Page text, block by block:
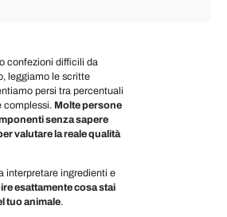
confezioni difficili da
leggiamo le scritte
persi tra percentuali
complessi. Molte persone
senza sapere
valutare la reale qualità
interpretare ingredienti e
esattamente cosa stai
tuo animale.